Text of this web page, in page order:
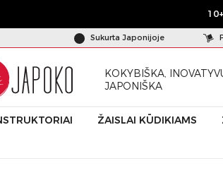
Sukurta Japonijoje
KOKYBIŠKA,
JAPONIŠKA
ŽAISLAI KŪDIKIAMS